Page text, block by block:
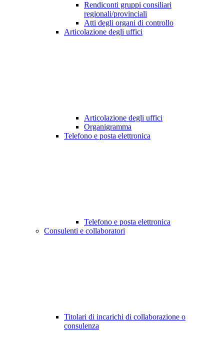
Rendiconti gruppi consiliari
regionali/provinciali
Atti degli organi di controllo
Articolazione degli uffici
Articolazione degli uffici
Organigramma
Telefono e posta elettronica
Telefono e posta elettronica
Consulenti e collaboratori
Titolari di incarichi di collaborazione o
consulenza